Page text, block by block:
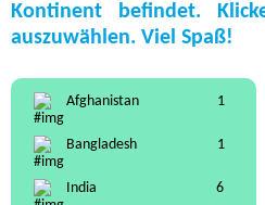
Kontinent befindet.
auszuwählen. Viel Spaß!
Afghanistan 1
Bangladesh 1
India 6